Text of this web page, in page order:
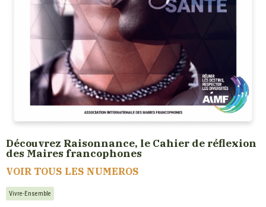
Découvrez Raisonnance, le Cahier de réflexion
des Maires francophones
VOIR TOUS LES NUMEROS
Vivre-Ensemble